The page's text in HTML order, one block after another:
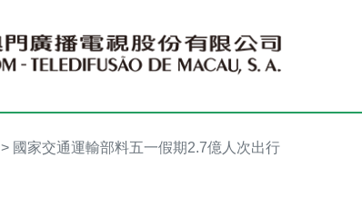
> 國家交通運輸部料五一假期2.7億人次出行